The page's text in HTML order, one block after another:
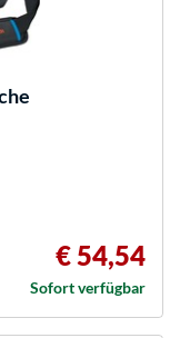
€ 54,54
Sofort verfügbar